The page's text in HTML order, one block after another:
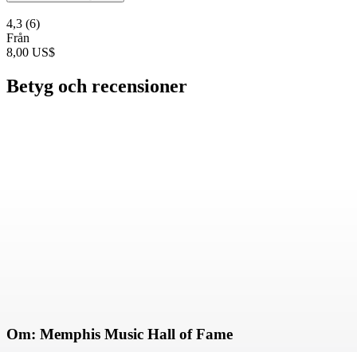
4,3 (6)
Från
8,00 US$
Betyg och recensioner
Om: Memphis Music Hall of Fame